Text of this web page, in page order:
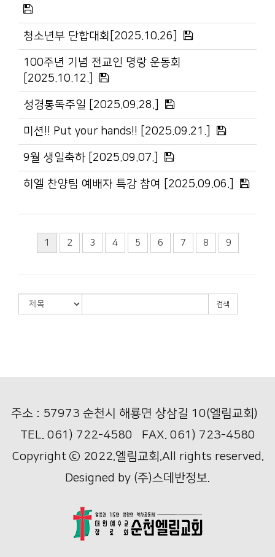
청소년부 단합대회[2025.10.26]
100주년 기념 전교인 명랑 운동회
[2025.10.12.]
성경통독주일 [2025.09.28.]
미션!! Put your hands!! [2025.09.21.]
9월 생일축하 [2025.09.07.]
히엘 찬양팀 예배자 특강 참여 [2025.09.06.]
1 2 3 4 5 6 7 8 9
검색
주소 : 57973 순천시 해룡면 상삼길 10(엘림교회)
TEL. 061) 722-4580 FAX. 061) 723-4580
Copyright ⓒ 2022.엘림교회.All rights reserved.
Designed by (주)스데반정보.